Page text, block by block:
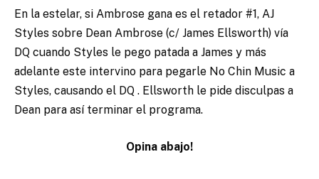
En la estelar, si Ambrose gana es el retador #1, AJ
Styles sobre Dean Ambrose (c/ James Ellsworth) vía
DQ cuando Styles le pego patada a James y más
adelante este intervino para pegarle No Chin Music a
Styles, causando el DQ . Ellsworth le pide disculpas a
Dean para así terminar el programa.
Opina abajo!